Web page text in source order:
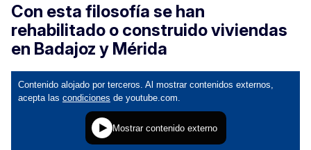
Con esta filosofía se han
rehabilitado o construido viviendas
en Badajoz y Mérida